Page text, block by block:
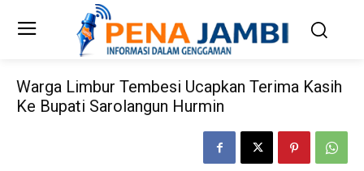
Warga Limbur Tembesi Ucapkan Terima Kasih
Ke Bupati Sarolangun Hurmin